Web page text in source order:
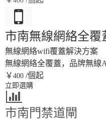
市南無線網絡全覆
無線網絡wifi覆蓋解決方案
無線網絡全覆蓋，品牌無線
￥ 400 /個起
立即選購
市南門禁道閘